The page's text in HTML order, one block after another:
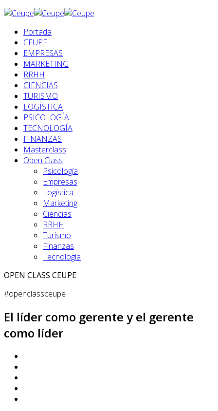
Portada
CEUPE
EMPRESAS
MARKETING
RRHH
CIENCIAS
TURISMO
LOGÍSTICA
PSICOLOGÍA
TECNOLOGÍA
FINANZAS
Masterclass
Open Class
Psicología
Empresas
Logística
Marketing
Ciencias
RRHH
Turismo
Finanzas
Tecnología
OPEN CLASS CEUPE
#openclassceupe
El líder como gerente y el gerente
como líder